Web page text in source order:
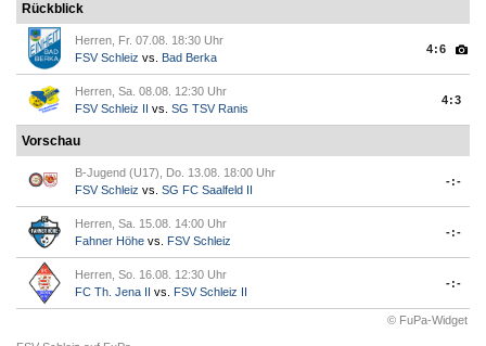
Rückblick
Herren, Fr. 07.08. 18:30 Uhr
FSV Schleiz vs. Bad Berka
4:6
Herren, Sa. 08.08. 12:30 Uhr
FSV Schleiz II vs. SG TSV Ranis
4:3
Vorschau
B-Jugend (U17), Do. 13.08. 18:00 Uhr
FSV Schleiz vs. SG FC Saalfeld II
-:-
Herren, Sa. 15.08. 14:00 Uhr
Fahner Höhe vs. FSV Schleiz
-:-
Herren, So. 16.08. 12:30 Uhr
FC Th. Jena II vs. FSV Schleiz II
-:-
© FuPa-Widget